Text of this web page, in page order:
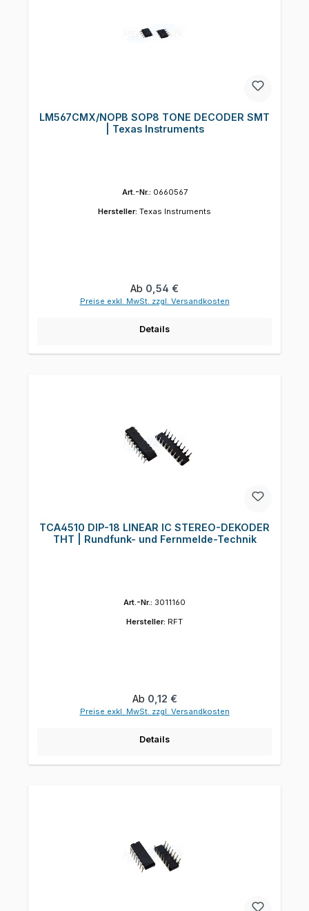
LM567CMX/NOPB SOP8 TONE DECODER SMT
| Texas Instruments
Art.-Nr.: 0660567
Hersteller: Texas Instruments
Regulärer Preis:
Ab 0,54 €
Preise exkl. MwSt. zzgl. Versandkosten
Details
TCA4510 DIP-18 LINEAR IC STEREO-DEKODER
THT | Rundfunk- und Fernmelde-Technik
Art.-Nr.: 3011160
Hersteller: RFT
Regulärer Preis:
Ab 0,12 €
Preise exkl. MwSt. zzgl. Versandkosten
Details